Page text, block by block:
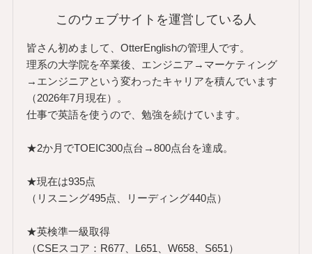
このウェブサイトを運営している人
皆さん初めまして、OtterEnglishの管理人です。
理系の大学院を卒業後、エンジニア→マーケティング
→エンジニアという変わったキャリアを積んでいます
（2026年7月現在）。
仕事で英語を使うので、勉強を続けています。
★2か月でTOEIC300点台→800点台を達成。
★現在は935点
（リスニング495点、リーディング440点）
★英検準一級取得
（CSEスコア：R677、L651、W658、S651）